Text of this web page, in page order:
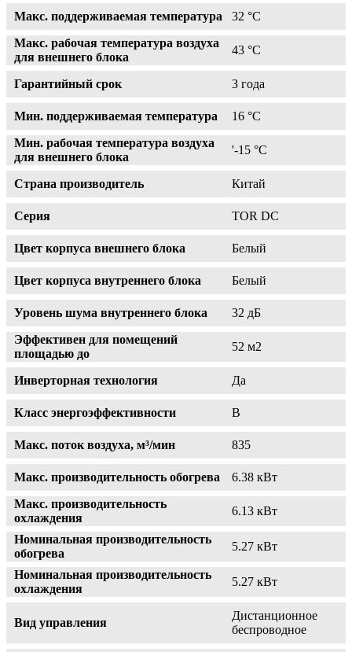
Макс. поддерживаемая температура
32 °С
Макс. рабочая температура воздуха
для внешнего блока
43 °С
Гарантийный срок 3 года
Мин. поддерживаемая температура
16 °С
Мин. рабочая температура воздуха
для внешнего блока
'-15 °С
Страна производитель Китай
Серия TOR DC
Цвет корпуса внешнего блока Белый
Цвет корпуса внутреннего блока Белый
Уровень шума внутреннего блока
32 дБ
Эффективен для помещений
площадью до
52 м2
Инверторная технология Да
Класс энергоэффективности B
Макс. поток воздуха, м³/мин 835
Макс. производительность обогрева
6.38 кВт
Макс. производительность
охлаждения
6.13 кВт
Номинальная производительность
обогрева
5.27 кВт
Номинальная производительность
охлаждения
5.27 кВт
Вид управления
Дистанционное
беспроводное